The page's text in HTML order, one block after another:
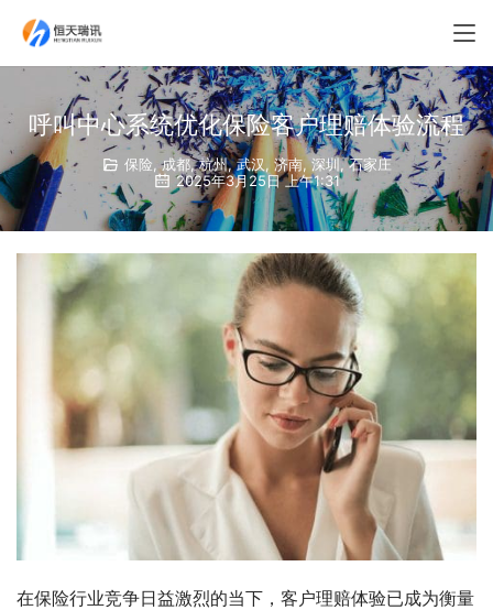
呼叫中心系统优化保险客户理赔体验流程
保险 ,成都,杭州,武汉 济南,深圳,石家庄
2025年3月25日 上午1:31
在保险行业竞争日益激烈的当下，客户理赔体验已成为衡量